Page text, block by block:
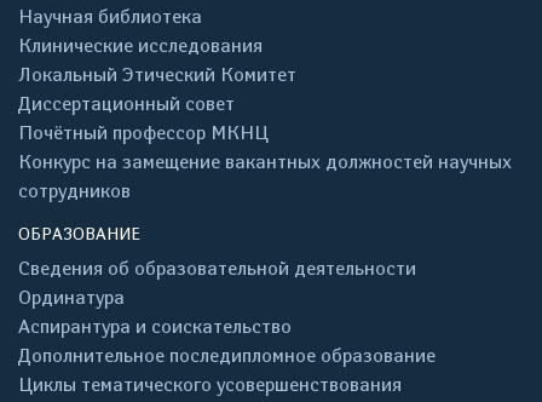
Научная библиотека
Клинические исследования
Локальный Этический Комитет
Диссертационный совет
Почётный профессор МКНЦ
Конкурс на замещение вакантных должностей научных
сотрудников
ОБРАЗОВАНИЕ
Сведения об образовательной деятельности
Ординатура
Аспирантура и соискательство
Дополнительное последипломное образование
Циклы тематического усовершенствования